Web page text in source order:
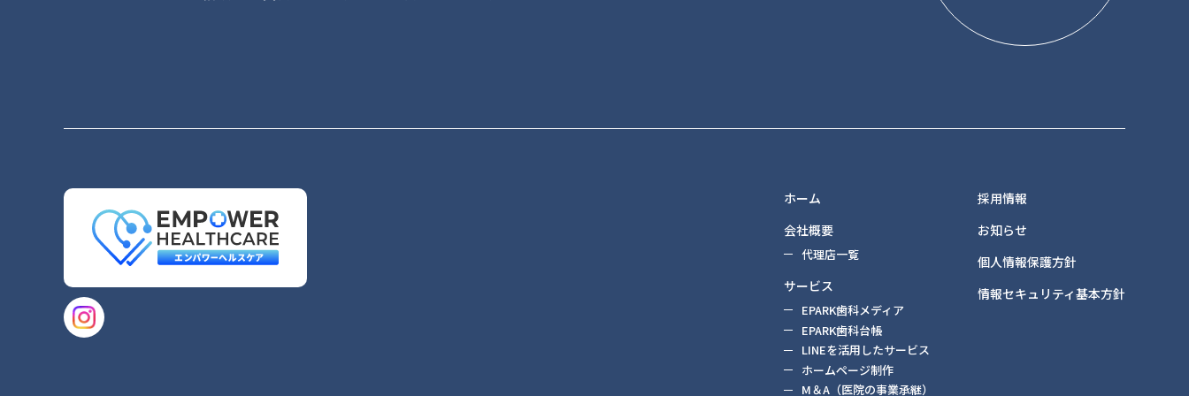
ホーム
会社概要
代理店一覧
サービス
EPARK歯科メディア
EPARK歯科台帳
LINEを活用したサービス
ホームページ制作
M＆A（医院の事業承継）
採用情報
お知らせ
個人情報保護方針
情報セキュリティ基本方針